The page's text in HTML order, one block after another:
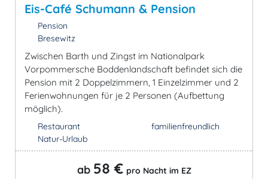
Eis-Café Schumann & Pension
Pension
Bresewitz
Zwischen Barth und Zingst im Nationalpark
Vorpommersche Boddenlandschaft befindet sich die
Pension mit 2 Doppelzimmern, 1 Einzelzimmer und 2
Ferienwohnungen für je 2 Personen (Aufbettung
möglich).
Restaurant
Natur-Urlaub
familienfreundlich
ab 58 € pro Nacht im EZ